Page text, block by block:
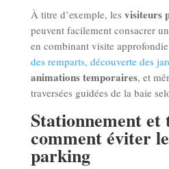
À titre d’exemple, les visiteurs
peuvent facilement consacrer
en combinant visite approfondie
des remparts, découverte des
animations temporaires, et
traversées guidées de la baie
Stationnement
comment éviter
parking